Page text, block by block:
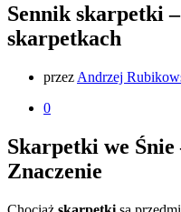
Sennik skarpetki
skarpetkach
przez Andrzej
0
Skarpetki we
Znaczenie